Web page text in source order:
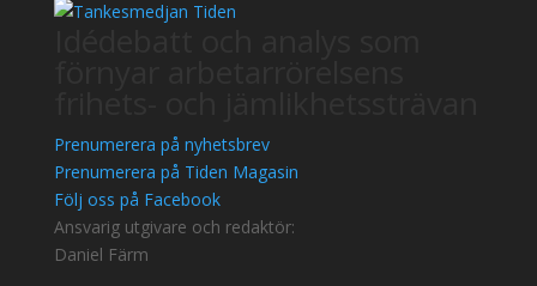
Prenumerera på nyhetsbrev
Prenumerera på Tiden Magasin
Följ oss på Facebook
Ansvarig utgivare och redaktör:
Daniel Färm